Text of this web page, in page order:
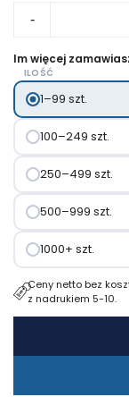
-
Im więcej
ILOŚĆ
1–99 szt.
100–249 szt.
250–499 szt.
500–999 szt.
1000+ szt.
Ceny netto bez
z nadrukiem 5-10.